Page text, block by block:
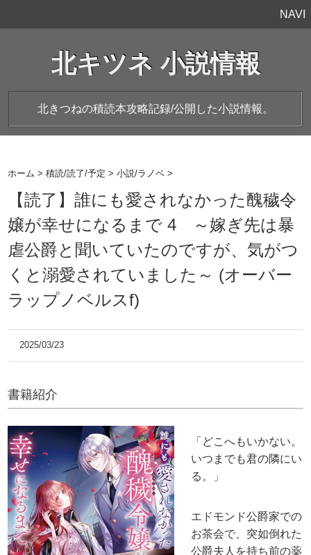
NAVI
北キツネ 小説情報
北きつねの積読本攻略記録/公開した小説情報。
ホーム >積読/読了/予定 >小説/ラノベ >
【読了】誰にも愛されなかった醜穢令
嬢が幸せになるまで 4 ～嫁ぎ先は暴
虐公爵と聞いていたのですが、気がつ
くと溺愛されていました～ (オーバー
ラップノベルスf)
2025/03/23
書籍紹介
「どこへもいかない。
いつまでも君の隣にい
る。」
エドモンド公爵家での
お茶会で、突如倒れた
公爵夫人を持ち前の薬